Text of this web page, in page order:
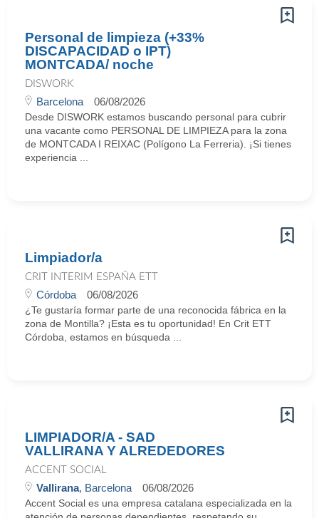
Personal de limpieza (+33%
DISCAPACIDAD o IPT)
MONTCADA/ noche
DISWORK
Barcelona 06/08/2026
Desde DISWORK estamos buscando personal para cubrir
una vacante como PERSONAL DE LIMPIEZA para la zona
de MONTCADA I REIXAC (Polígono La Ferreria). ¡Si tienes
experiencia ...
Limpiador/a
CRIT INTERIM ESPAÑA ETT
Córdoba 06/08/2026
¿Te gustaría formar parte de una reconocida fábrica en la
zona de Montilla? ¡Esta es tu oportunidad! En Crit ETT
Córdoba, estamos en búsqueda ...
LIMPIADOR/A - SAD
VALLIRANA Y ALREDEDORES
ACCENT SOCIAL
Vallirana, Barcelona 06/08/2026
Accent Social es una empresa catalana especializada en la